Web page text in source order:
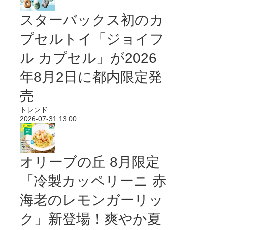
スターバックス初のカ
プセルトイ「ジョイフ
ル カプセル」が2026
年8月2日に都内限定発
売
トレンド
2026-07-31 13:00
オリーブの丘 8月限定
「冷製カッペリーニ 赤
海老のレモンガーリッ
ク」新登場！爽やか夏